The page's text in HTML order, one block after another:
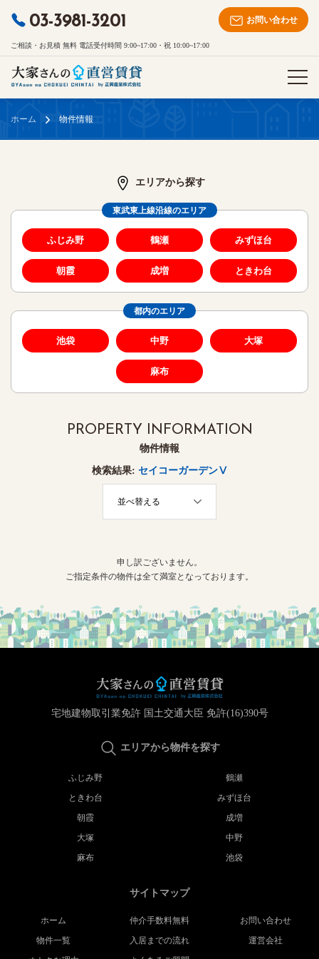
03-3981-3201
ご相談・お見積 無料 電話受付時間 9:00~17:00・祝 10:00~17:00
お問い合わせ
ホーム 物件情報
エリアから探す
東武東上線沿線のエリア
ふじみ野 鶴瀬 みずほ台
朝霞 成増 ときわ台
都内のエリア
池袋 中野 大塚
麻布
PROPERTY INFORMATION
物件情報
検索結果: セイコーガーデンⅤ
並べ替える
申し訳ございません。
ご指定条件の物件は全て満室となっております。
宅地建物取引業免許 国土交通大臣 免許(16)390号
エリアから物件を探す
ふじみ野
鶴瀬
ときわ台
みずほ台
朝霞
成増
大塚
中野
麻布
池袋
サイトマップ
ホーム
物件一覧
仲介手数料無料
入居までの流れ
お問い合わせ
運営会社